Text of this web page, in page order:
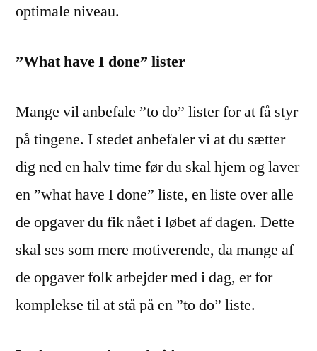
optimale niveau.
”What have I done” lister
Mange vil anbefale ”to do” lister for at få styr
på tingene. I stedet anbefaler vi at du sætter
dig ned en halv time før du skal hjem og laver
en ”what have I done” liste, en liste over alle
de opgaver du fik nået i løbet af dagen. Dette
skal ses som mere motiverende, da mange af
de opgaver folk arbejder med i dag, er for
komplekse til at stå på en ”to do” liste.